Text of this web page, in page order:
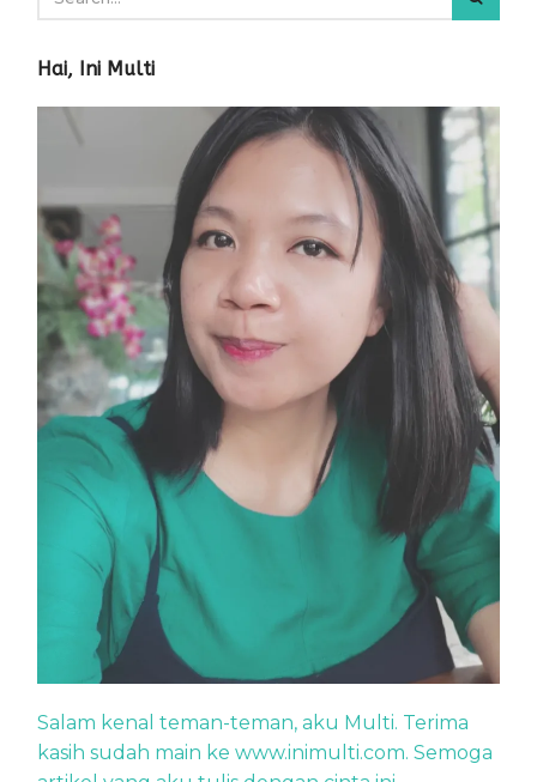
Hai, Ini Multi
Salam kenal teman-teman, aku Multi. Terima
kasih sudah main ke www.inimulti.com. Semoga